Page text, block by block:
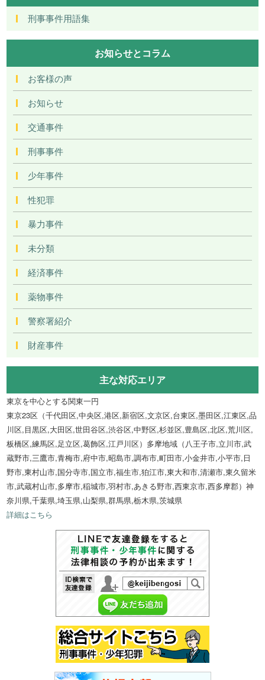
刑事事件用語集
お知らせとコラム
お客様の声
お知らせ
交通事件
刑事事件
少年事件
性犯罪
暴力事件
未分類
経済事件
薬物事件
警察署紹介
財産事件
主な対応エリア
東京を中心とする関東一円
東京23区（千代田区,中央区,港区,新宿区,文京区,台東区,墨田区,江東区,品
川区,目黒区,大田区,世田谷区,渋谷区,中野区,杉並区,豊島区,北区,荒川区,
板橋区,練馬区,足立区,葛飾区,江戸川区）多摩地域（八王子市,立川市,武
蔵野市,三鷹市,青梅市,府中市,昭島市,調布市,町田市,小金井市,小平市,日
野市,東村山市,国分寺市,国立市,福生市,狛江市,東大和市,清瀬市,東久留米
市,武蔵村山市,多摩市,稲城市,羽村市,あきる野市,西東京市,西多摩郡）神
奈川県,千葉県,埼玉県,山梨県,群馬県,栃木県,茨城県
詳細はこちら